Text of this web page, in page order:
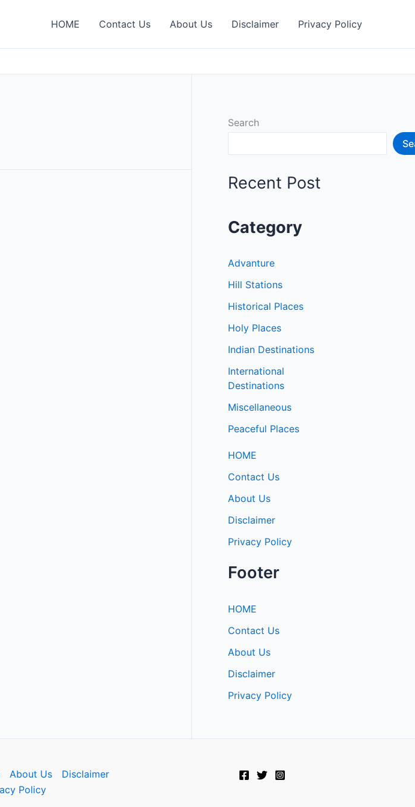
HOME Contact Us About Us Disclaimer Privacy Policy
Search
Recent Post
Category
Advanture
Hill Stations
Historical Places
Holy Places
Indian Destinations
International
Destinations
Miscellaneous
Peaceful Places
HOME
Contact Us
About Us
Disclaimer
Privacy Policy
Footer
HOME
Contact Us
About Us
Disclaimer
Privacy Policy
About Us
Disclaimer
Policy